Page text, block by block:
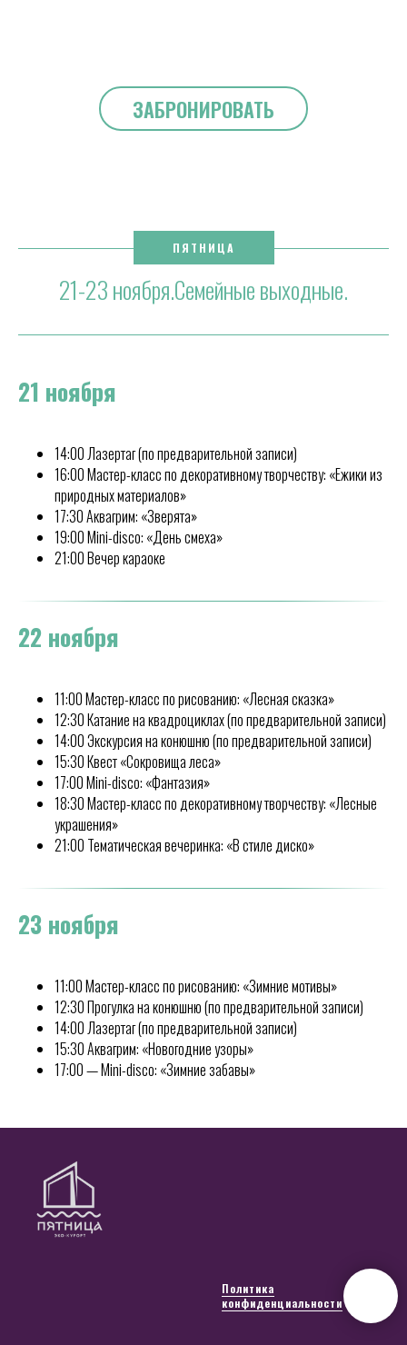
ЗАБРОНИРОВАТЬ
ПЯТНИЦА
21-23 ноября.Семейные выходные.
21 ноября
14:00 Лазертаг (по предварительной записи)
16:00 Мастер-класс по декоративному творчеству: «Ежики из
природных материалов»
17:30 Аквагрим: «Зверята»
19:00 Mini-disco: «День смеха»
21:00 Вечер караоке
22 ноября
11:00 Мастер-класс по рисованию: «Лесная сказка»
12:30 Катание на квадроциклах (по предварительной записи)
14:00 Экскурсия на конюшню (по предварительной записи)
15:30 Квест «Сокровища леса»
17:00 Mini-disco: «Фантазия»
18:30 Мастер-класс по декоративному творчеству: «Лесные
украшения»
21:00 Тематическая вечеринка: «В стиле диско»
23 ноября
11:00 Мастер-класс по рисованию: «Зимние мотивы»
12:30 Прогулка на конюшню (по предварительной записи)
14:00 Лазертаг (по предварительной записи)
15:30 Аквагрим: «Новогодние узоры»
17:00 — Mini-disco: «Зимние забавы»
Политика
конфиденциальности